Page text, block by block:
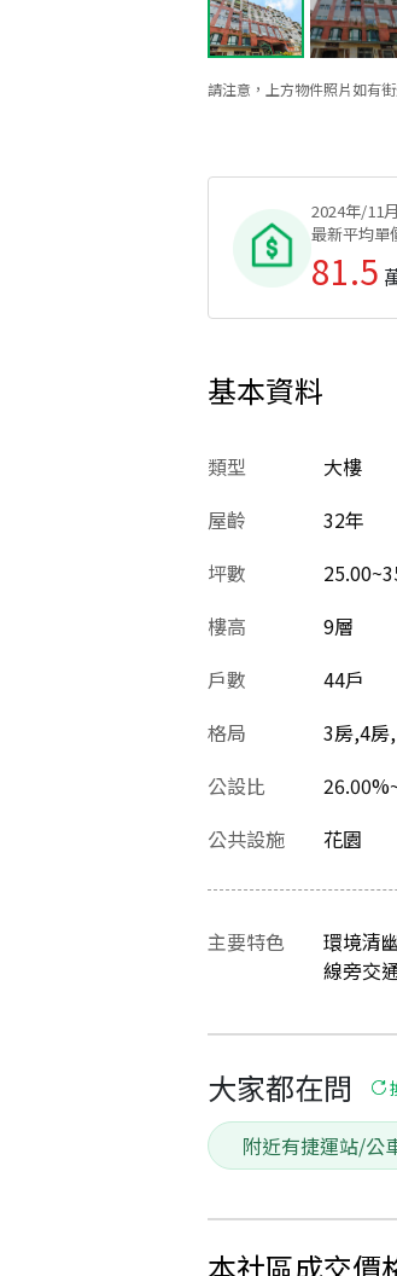
請注意，上方物件照片如有
2024年/11月
最新平均單
81.5
基本資料
類型
大樓
屋齡
32年
坪數
樓高
9層
戶數
44戶
格局
3房,4房,
公設比
公共設施 花園
主要特色
環境清
線旁交
大家都在問
附近有捷運站/公
本社區成交價